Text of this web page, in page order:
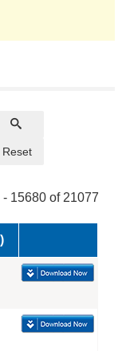
Reset
- 15680 of 21077